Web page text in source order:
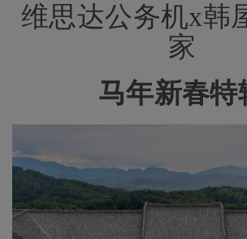
维思达公务机x韩
家
马年新春特